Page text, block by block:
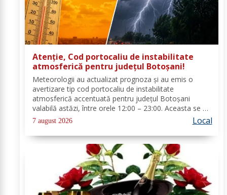
Atenție, Cod portocaliu de instabilitate
atmosferică pentru județul Botoșani!
Meteorologii au actualizat prognoza și au emis o
avertizare tip cod portocaliu de instabilitate
atmosferică accentuată pentru județul Botoșani
valabilă astăzi, între orele 12:00 – 23:00. Aceasta se va
manifesta prin intensificări ale vântului, vijelii puternice
(rafale de 70...90 km/h), averse...
7 august 2026 Local